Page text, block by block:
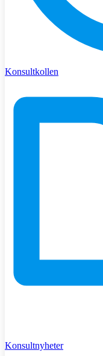
Konsultkollen
Konsultnyheter